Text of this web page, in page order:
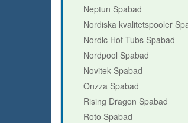
Neptun Spabad
Nordiska kvalitetspooler
Nordic Hot Tubs Spabad
Nordpool Spabad
Novitek Spabad
Onzza Spabad
Rising Dragon Spabad
Roto Spabad